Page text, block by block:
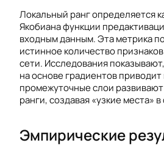
Локальный ранг определяется
Якобиана функции
входным данным. Эта метрика
истинное количество
сети. Исследования
на основе градиентов приводит
промежуточные слои
ранги, создавая «узкие места» в
Эмпирические